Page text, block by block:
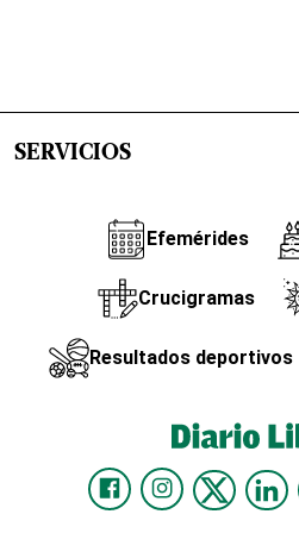
SERVICIOS
Efemérides
Crucigramas
Resultados deportivos